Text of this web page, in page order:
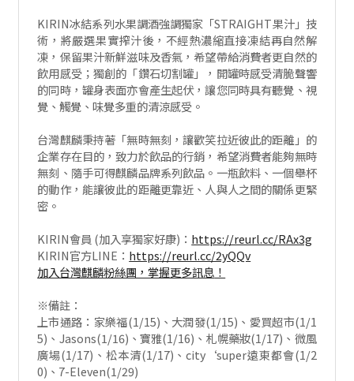
KIRIN冰結系列水果調酒強調獨家「STRAIGHT果汁」技
術，將嚴選果實搾汁後，不經熱濃縮直接凍結再自然解
凍，保留果汁新鮮滋味及香氣，希望帶給消費者更自然的
飲用感受；獨創的「鑽石切割罐」，開罐時感受清脆聲響
的同時，罐身表面亦會產生起伏，讓您同時具有聽覺、視
覺、觸覺、味覺多重的清涼感受。
台灣麒麟秉持著「無時無刻，讓歡笑拉近彼此的距離」的
企業存在目的，致力於飲品的行銷，希望消費者能夠無時
無刻、隨手可得麒麟品牌系列飲品。一瓶飲料、一個舉杯
的動作，能讓彼此的距離更靠近、人與人之間的關係更緊
密。
KIRIN會員 (加入享獨家好康)： https://reurl.cc/RAx3g
KIRIN官方LINE： https://reurl.cc/2yQQv
加入台灣麒麟粉絲團，掌握更多訊息 ！
※備註：
上市通路：家樂福(1/15)、大潤發(1/15)、愛買超市(1/1
5)、Jasons(1/16)、寶雅(1/16)、札幌藥妝(1/17)、微風
廣場(1/17)、松本清(1/17)、city‘super遠東都會(1/2
0)、7-Eleven(1/29)